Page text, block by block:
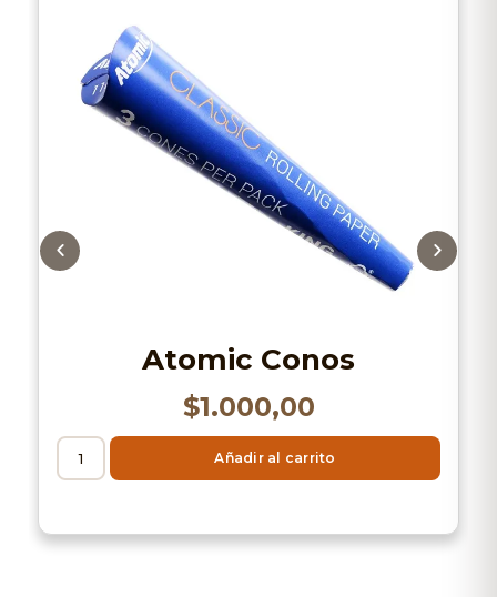
Atomic Conos
$1.000,00
Añadir al carrito